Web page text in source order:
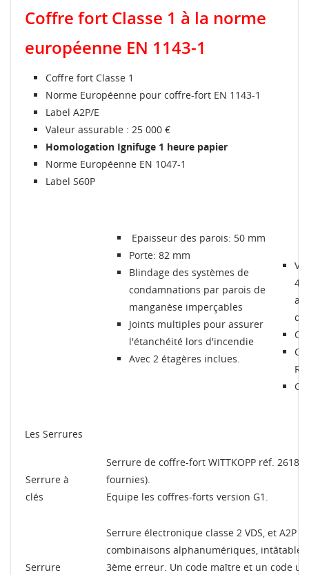
Coffre fort Classe 1 à la norme
européenne EN 1143-1
Coffre fort Classe 1
Norme Européenne pour coffre-fort EN 1143-1
Label A2P/E
Valeur assurable : 25 000 €
Homologation Ignifuge 1 heure papier
Norme Européenne EN 1047-1
Label S60P
Epaisseur des parois: 50 mm
Porte: 82 mm
Blindage des systèmes de
condamnations par parois de
manganèse imperçables
Joints multiples pour assurer
l'étanchéité lors d'incendie
Avec 2 étagères inclues.
4
Les Serrures
Serrure à
clés
Serrure de coffre-fort WITTKOPP réf. 2618
fournies).
Equipe les coffres-forts version G1.
Serrure
Serrure électronique classe 2 VDS, et A2P
combinaisons alphanumériques,
3ème erreur. Un code maître et un code
MES LISTES
add_circle_outline Créer une nouvelle liste
CRÉER UNE LISTE D'ENVIES
Nom de la liste d'envies
CONNEXION
Vous devez être connecté pour ajouter des produits à
votre liste d'envies.